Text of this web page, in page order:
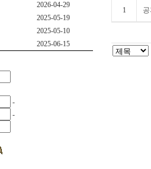
2026-04-29
2025-05-19
2025-05-10
2025-06-15
-
-
1